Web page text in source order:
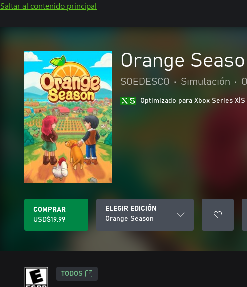
Saltar al contenido principal
Orange
SOEDESCO • Simulación •
Optimizado para Xbox Series X|S
COMPRAR
USD$19.99
ELEGIR EDICIÓN
Orange Season
TODOS